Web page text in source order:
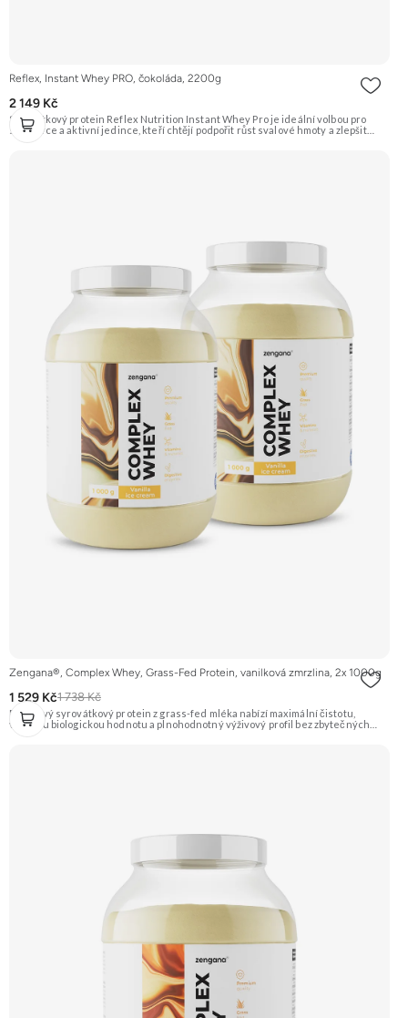
Reflex, Instant Whey PRO, čokoláda, 2200g
2 149 Kč
Syrovátkový protein Reflex Nutrition Instant Whey Pro je ideální volbou pro
sportovce a aktivní jedince, kteří chtějí podpořit růst svalové hmoty a zlepšit
Zengana®, Complex Whey, Grass-Fed Protein, vanilková zmrzlina, 2x 1000g
1 529 Kč1 738 Kč
Prémiový syrovátkový protein z grass-fed mléka nabízí maximální čistotu,
vysokou biologickou hodnotu a plnohodnotný výživový profil bez zbytečných